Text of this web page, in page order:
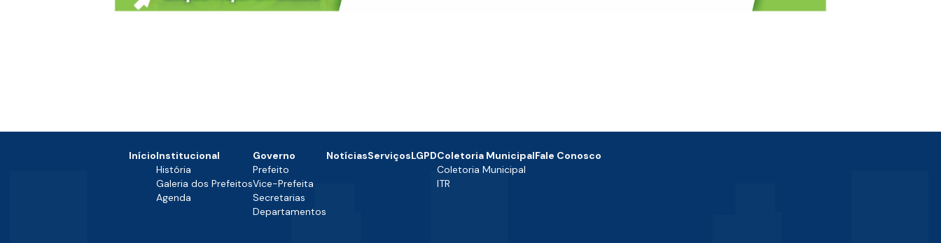
InícioInstitucional
História
Galeria dos Prefeitos
Agenda
Governo
Prefeito
Vice-Prefeita
Secretarias
Departamentos
NotíciasServiçosLGPDColetoria Municipal
Coletoria Municipal
ITR
Fale Conosco